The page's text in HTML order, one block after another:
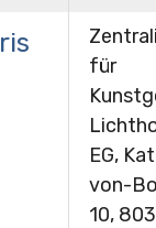
für
EG,
von-
10,